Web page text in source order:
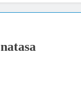
natasa